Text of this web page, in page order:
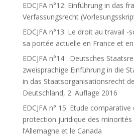
EDCJFA n°12: Einführung in das
Verfassungsrecht
EDCJFA n°13: Le droit au travail
sa portée actuelle en France et
EDCJFA n°14 : Deutsches
zweisprachige Einführung in die
in das Staatsorganisationsrecht
Deutschland, 2. Auflage 2016
EDCJFA n° 15: Etude
protection juridique des minorités
l’Allemagne et le Canada